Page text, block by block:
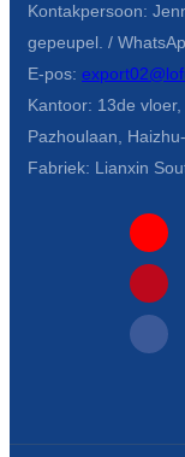
Kontakpersoon:
gepeupel. /
E-pos:
Kantoor: 13de
Pazhoulaan,
Fabriek: Lianxin